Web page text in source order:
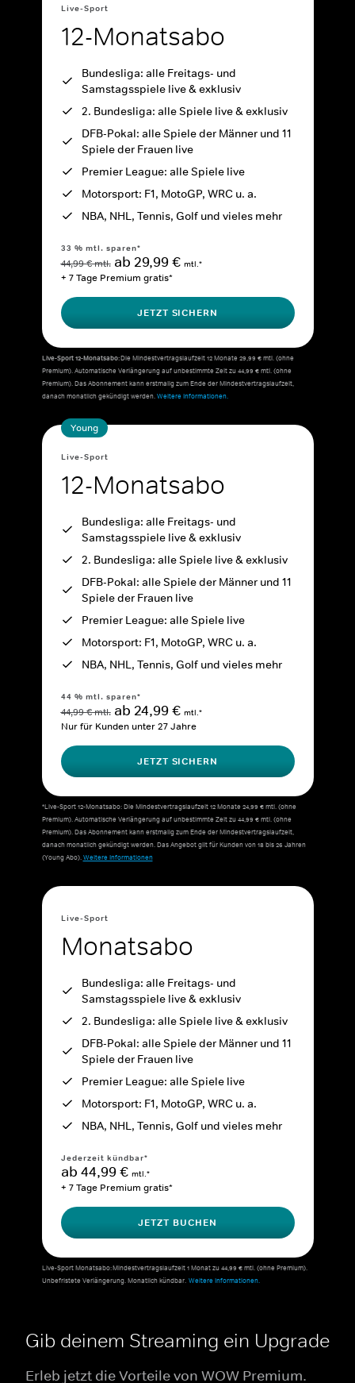
Live-Sport
12-Monatsabo
Bundesliga: alle Freitags- und
Samstagsspiele live & exklusiv
2. Bundesliga: alle Spiele live & exklusiv
DFB-Pokal: alle Spiele der Männer und 11
Spiele der Frauen live
Premier League: alle Spiele live
Motorsport: F1, MotoGP, WRC u. a.
NBA, NHL, Tennis, Golf und vieles mehr
33 % mtl. sparen*
44,99 € mtl. ab 29,99 € mtl.*
+ 7 Tage Premium gratis*
JETZT SICHERN
Live-Sport 12-Monatsabo:Die Mindestvertragslaufzeit 12 Monate 29,99 € mtl. (ohne
Premium). Automatische Verlängerung auf unbestimmte Zeit zu 44,99 € mtl. (ohne
Premium). Das Abonnement kann erstmalig zum Ende der Mindestvertragslaufzeit,
danach monatlich gekündigt werden.Weitere Informationen.
Young
Live-Sport
12-Monatsabo
Bundesliga: alle Freitags- und
Samstagsspiele live & exklusiv
2. Bundesliga: alle Spiele live & exklusiv
DFB-Pokal: alle Spiele der Männer und 11
Spiele der Frauen live
Premier League: alle Spiele live
Motorsport: F1, MotoGP, WRC u. a.
NBA, NHL, Tennis, Golf und vieles mehr
44 % mtl. sparen*
44,99 € mtl. ab 24,99 € mtl.*
Nur für Kunden unter 27 Jahre
JETZT SICHERN
*Live-Sport 12-Monatsabo: Die Mindestvertragslaufzeit 12 Monate 24,99 € mtl. (ohne
Premium). Automatische Verlängerung auf unbestimmte Zeit zu 44,99 € mtl. (ohne
Premium). Das Abonnement kann erstmalig zum Ende der Mindestvertragslaufzeit,
danach monatlich gekündigt werden. Das Angebot gilt für Kunden von 18 bis 26 Jahren
(Young Abo).Weitere Informationen
Live-Sport
Monatsabo
Bundesliga: alle Freitags- und
Samstagsspiele live & exklusiv
2. Bundesliga: alle Spiele live & exklusiv
DFB-Pokal: alle Spiele der Männer und 11
Spiele der Frauen live
Premier League: alle Spiele live
Motorsport: F1, MotoGP, WRC u. a.
NBA, NHL, Tennis, Golf und vieles mehr
Jederzeit kündbar*
ab 44,99 € mtl.*
+ 7 Tage Premium gratis*
JETZT BUCHEN
Live-Sport Monatsabo: Mindestvertragslaufzeit 1 Monat zu 44,99 € mtl. (ohne Premium).
Unbefristete Verlängerung. Monatlich kündbar. Weitere Informationen.
Gib deinem Streaming ein Upgrade
Erleb jetzt die Vorteile von WOW Premium.